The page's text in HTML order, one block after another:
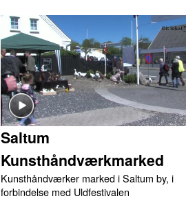
Saltum
Kunsthåndværkmarked
Kunsthåndværker marked i Saltum by, i
forbindelse med Uldfestivalen